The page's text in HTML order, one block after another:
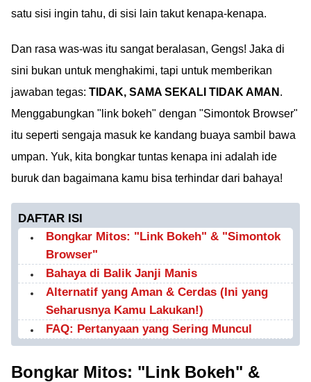
satu sisi ingin tahu, di sisi lain takut kenapa-kenapa.
Dan rasa was-was itu sangat beralasan, Gengs! Jaka di
sini bukan untuk menghakimi, tapi untuk memberikan
jawaban tegas: TIDAK, SAMA SEKALI TIDAK AMAN .
Menggabungkan "link bokeh" dengan "Simontok Browser"
itu seperti sengaja masuk ke kandang buaya sambil bawa
umpan. Yuk, kita bongkar tuntas kenapa ini adalah ide
buruk dan bagaimana kamu bisa terhindar dari bahaya!
DAFTAR ISI
Bongkar Mitos: "Link Bokeh" & "Simontok
Browser"
Bahaya di Balik Janji Manis
Alternatif yang Aman & Cerdas (Ini yang
Seharusnya Kamu Lakukan!)
FAQ: Pertanyaan yang Sering Muncul
Bongkar Mitos: "Link Bokeh" &